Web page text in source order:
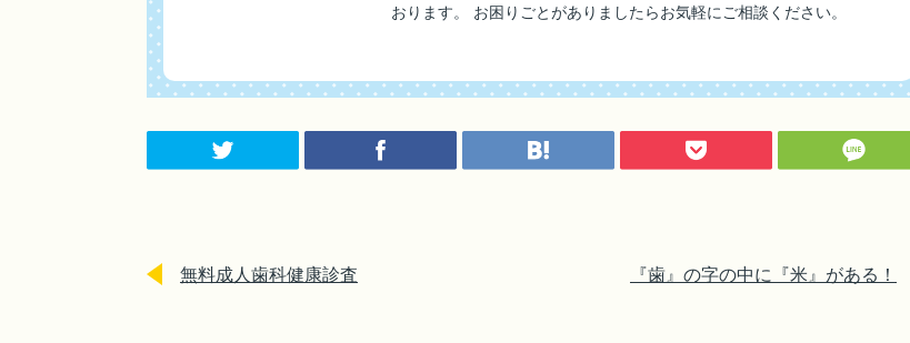
おります。 お困りごとがありましたらお気軽にご相談ください。
無料成人歯科健康診査 『歯』の字の中に『米』がある！